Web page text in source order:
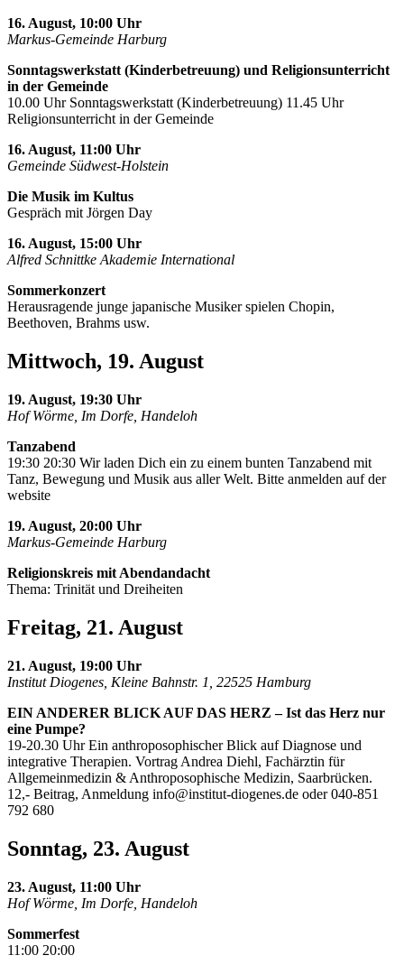
16. August, 10:00 Uhr
Markus-Gemeinde Harburg
Sonntagswerkstatt (Kinderbetreuung) und Religionsunterricht
in der Gemeinde
10.00 Uhr Sonntagswerkstatt (Kinderbetreuung) 11.45 Uhr
Religionsunterricht in der Gemeinde
16. August, 11:00 Uhr
Gemeinde Südwest-Holstein
Die Musik im Kultus
Gespräch mit Jörgen Day
16. August, 15:00 Uhr
Alfred Schnittke Akademie International
Sommerkonzert
Herausragende junge japanische Musiker spielen Chopin,
Beethoven, Brahms usw.
Mittwoch, 19. August
19. August, 19:30 Uhr
Hof Wörme, Im Dorfe, Handeloh
Tanzabend
19:30 20:30 Wir laden Dich ein zu einem bunten Tanzabend mit
Tanz, Bewegung und Musik aus aller Welt. Bitte anmelden auf der
website
19. August, 20:00 Uhr
Markus-Gemeinde Harburg
Religionskreis mit Abendandacht
Thema: Trinität und Dreiheiten
Freitag, 21. August
21. August, 19:00 Uhr
Institut Diogenes, Kleine Bahnstr. 1, 22525 Hamburg
EIN ANDERER BLICK AUF DAS HERZ – Ist das Herz nur
eine Pumpe?
19-20.30 Uhr Ein anthroposophischer Blick auf Diagnose und
integrative Therapien. Vortrag Andrea Diehl, Fachärztin für
Allgemeinmedizin & Anthroposophische Medizin, Saarbrücken.
12,- Beitrag, Anmeldung info@institut-diogenes.de oder 040-851
792 680
Sonntag, 23. August
23. August, 11:00 Uhr
Hof Wörme, Im Dorfe, Handeloh
Sommerfest
11:00 20:00